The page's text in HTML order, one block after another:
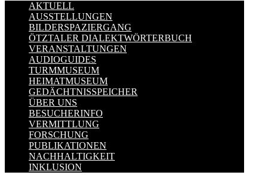
AKTUELL
AUSSTELLUNGEN
BILDERSPAZIERGANG
ÖTZTALER DIALEKTWÖRTERBUCH
VERANSTALTUNGEN
AUDIOGUIDES
TURMMUSEUM
HEIMATMUSEUM
GEDÄCHTNISSPEICHER
ÜBER UNS
BESUCHERINFO
VERMITTLUNG
FORSCHUNG
PUBLIKATIONEN
NACHHALTIGKEIT
INKLUSION